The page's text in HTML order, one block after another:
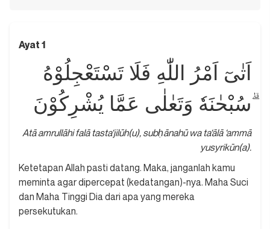
Ayat 1
اَتٰىٓ اَمْرُ اللّٰهِ فَلَا تَسْتَعْجِلُوْهُ
ۗسُبْحٰنَهٗ وَتَعٰلٰى عَمَّا يُشْرِكُوْنَ
Atā amrullāhi falā tasta‘jilūh(u), subḥānahū wa ta‘ālā ‘ammā
yusyrikūn(a).
Ketetapan Allah pasti datang. Maka, janganlah kamu
meminta agar dipercepat (kedatangan)-nya. Maha Suci
dan Maha Tinggi Dia dari apa yang mereka
persekutukan.